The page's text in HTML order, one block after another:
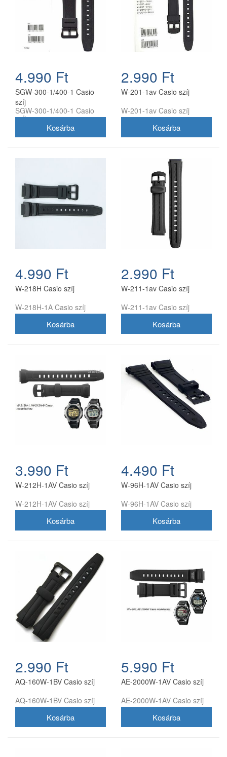
4.990 Ft
SGW-300-1/400-1 Casio
szíj
SGW-300-1/400-1 Casio
szíj
2.990 Ft
W-201-1av Casio szíj
W-201-1av Casio szíj
4.990 Ft
W-218H Casio szíj
W-218H-1A Casio szíj
2.990 Ft
W-211-1av Casio szíj
W-211-1av Casio szíj
3.990 Ft
W-212H-1AV Casio szíj
W-212H-1AV Casio szíj
4.490 Ft
W-96H-1AV Casio szíj
W-96H-1AV Casio szíj
2.990 Ft
AQ-160W-1BV Casio szíj
AQ-160W-1BV Casio szíj
5.990 Ft
AE-2000W-1AV Casio szíj
AE-2000W-1AV Casio szíj